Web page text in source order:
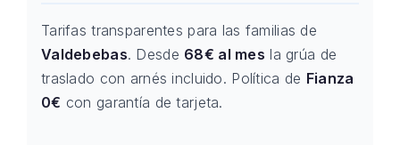
Tarifas transparentes para las familias de
Valdebebas. Desde 68€ al mes la grúa de
traslado con arnés incluido. Política de Fianza
0€ con garantía de tarjeta.